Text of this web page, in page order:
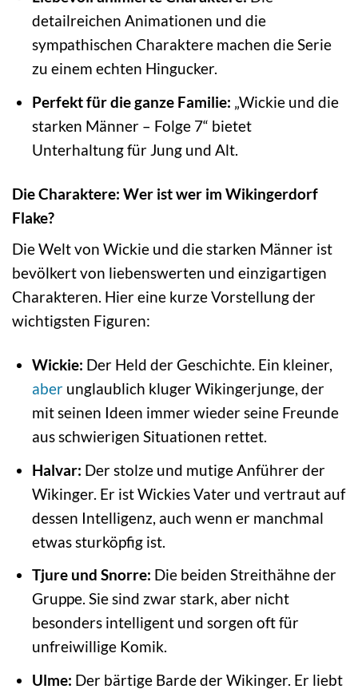
detailreichen Animationen und die
sympathischen Charaktere machen die Serie
zu einem echten Hingucker.
Perfekt für die ganze Familie: „Wickie und die
starken Männer – Folge 7“ bietet
Unterhaltung für Jung und Alt.
Die Charaktere: Wer ist wer im Wikingerdorf
Flake?
Die Welt von Wickie und die starken Männer ist
bevölkert von liebenswerten und einzigartigen
Charakteren. Hier eine kurze Vorstellung der
wichtigsten Figuren:
Wickie: Der Held der Geschichte. Ein kleiner,
aberunglaublich kluger Wikingerjunge, der
mit seinen Ideen immer wieder seine Freunde
aus schwierigen Situationen rettet.
Halvar: Der stolze und mutige Anführer der
Wikinger. Er ist Wickies Vater und vertraut auf
dessen Intelligenz, auch wenn er manchmal
etwas sturköpfig ist.
Tjure und Snorre: Die beiden Streithähne der
Gruppe. Sie sind zwar stark, aber nicht
besonders intelligent und sorgen oft für
unfreiwillige Komik.
Ulme: Der bärtige Barde der Wikinger. Er liebt